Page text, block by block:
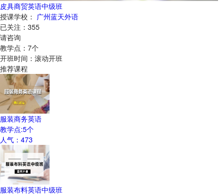
皮具商贸英语中级班
授课学校： 广州蓝天外语
已关注： 355
请咨询
教学点： 7个
开班时间： 滚动开班
推荐课程
服装商务英语
教学点:5个
人气： 473
服装布料英语中级班